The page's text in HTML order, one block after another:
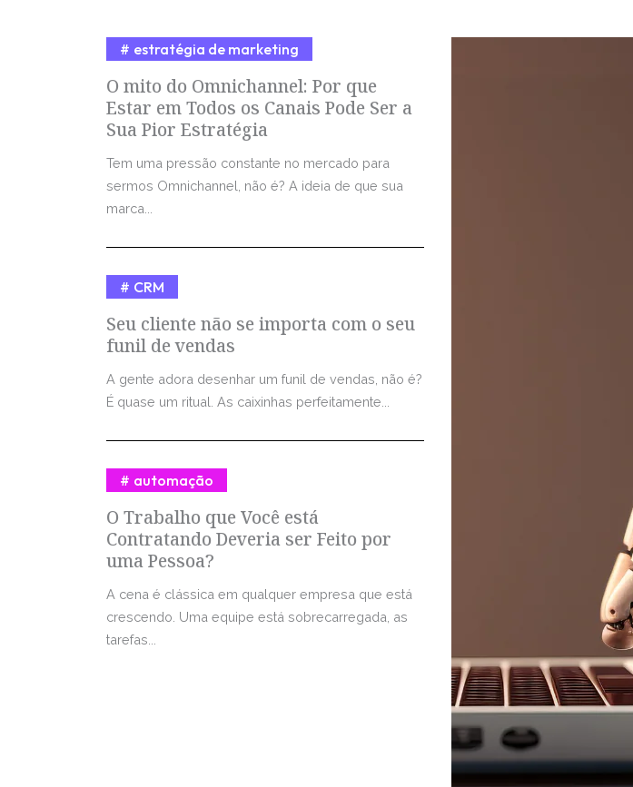
O mito do Omnichannel: Por que
Estar em Todos os Canais Pode Ser a
Sua Pior Estratégia
estratégia de marketing
Tem uma pressão constante no mercado para
sermos Omnichannel, não é? A ideia de que sua
marca...
Seu cliente não se importa com o seu
funil de vendas
CRM
A gente adora desenhar um funil de vendas, não é?
É quase um ritual. As caixinhas perfeitamente...
O Trabalho que Você está
Contratando Deveria ser Feito por
uma Pessoa?
automação
A cena é clássica em qualquer empresa que está
crescendo. Uma equipe está sobrecarregada, as
tarefas...